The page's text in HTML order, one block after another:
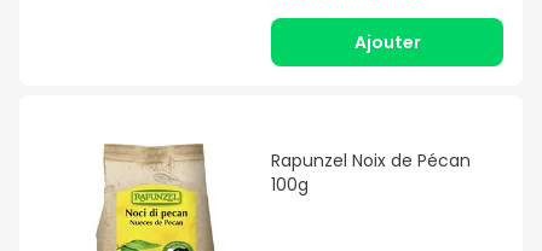
Ajouter
Rapunzel Noix de Pécan
100g